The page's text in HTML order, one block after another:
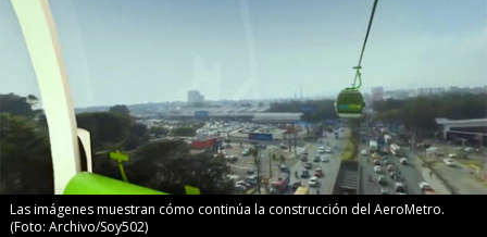
Las imágenes muestran cómo continúa la construcción del AeroMetro.
(Foto: Archivo/Soy502)